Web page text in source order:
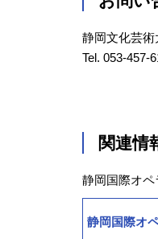
静岡文化芸
Tel. 053-457-
関連情
静岡国際オペ
静岡国際オ